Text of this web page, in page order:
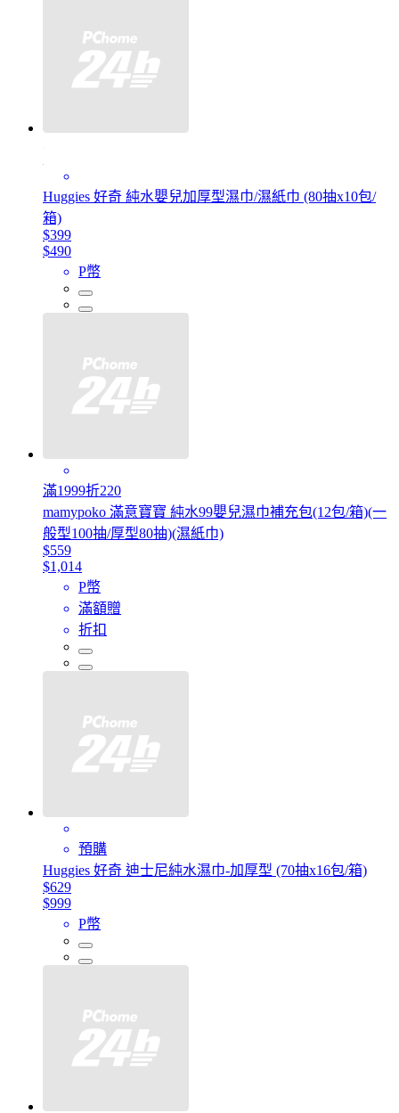
Huggies 好奇 純水嬰兒加厚型濕巾/濕紙巾 (80抽x10包/
箱)
$399
$490
P幣
滿1999折220
mamypoko 滿意寶寶 純水99嬰兒濕巾補充包(12包/箱)(一
般型100抽/厚型80抽)(濕紙巾)
$559
$1,014
P幣
滿額贈
折扣
預購
Huggies 好奇 迪士尼純水濕巾-加厚型 (70抽x16包/箱)
$629
$999
P幣